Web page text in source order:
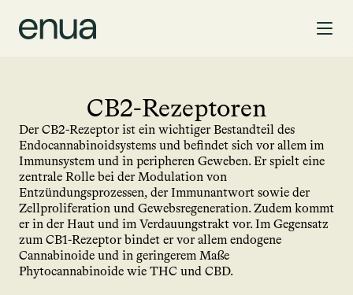
CB2-Rezeptoren
Der CB2-Rezeptor ist ein wichtiger Bestandteil des
Endocannabinoidsystems und befindet sich vor allem im
Immun­system und in peripheren Geweben. Er spielt eine
zentrale Rolle bei der Modulation von
Entzündungsprozessen, der Immunantwort sowie der
Zellproliferation und Gewebsregeneration. Zudem kommt
er in der Haut und im Verdauungstrakt vor. Im Gegensatz
zum CB1-Rezeptor bindet er vor allem endogene
Cannabinoide und in geringerem Maße
Phytocannabinoide wie THC und CBD.